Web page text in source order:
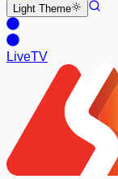
Light Theme
LiveTV